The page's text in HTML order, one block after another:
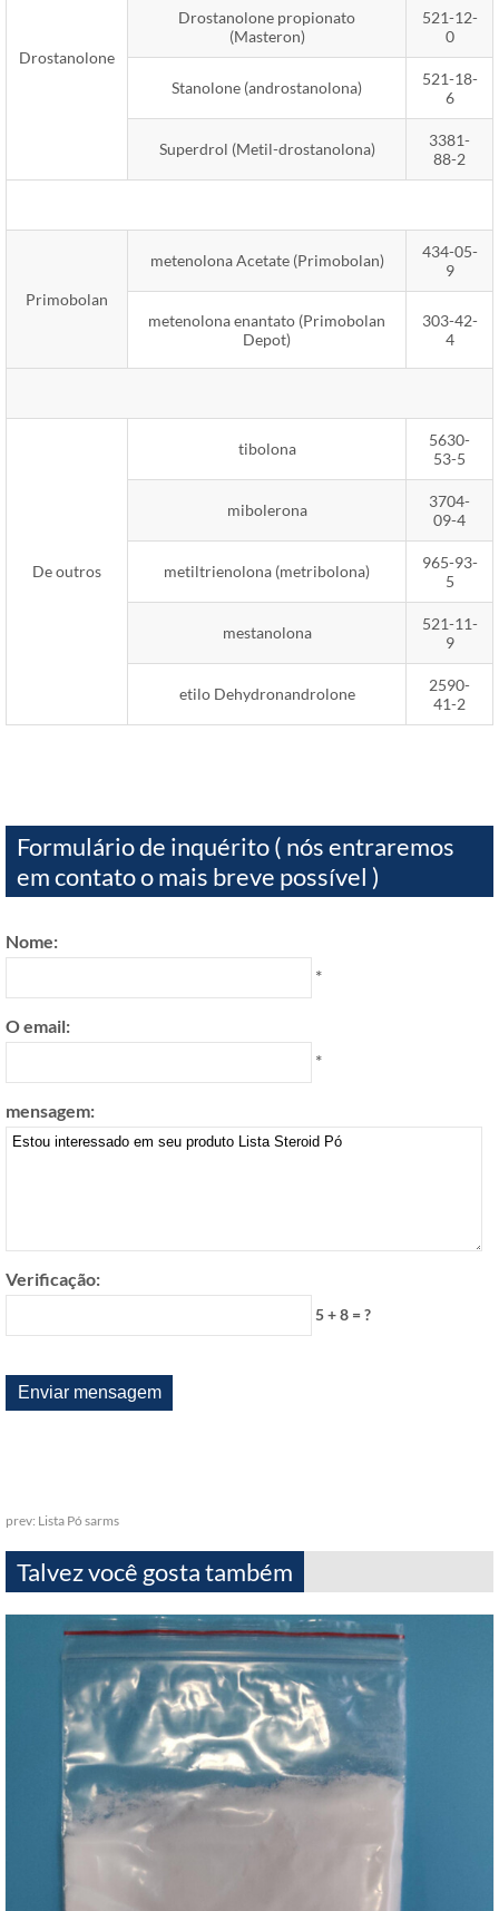
Drostanolone
Drostanolone propionato
(Masteron)
521-12-
0
Stanolone (androstanolona)
521-18-
6
Superdrol (Metil-drostanolona)
3381-
88-2
Primobolan
metenolona Acetate (Primobolan)
434-05-
9
metenolona enantato (Primobolan
Depot)
303-42-
4
De outros
tibolona
5630-
53-5
mibolerona
3704-
09-4
metiltrienolona (metribolona)
965-93-
5
mestanolona
521-11-
9
etilo Dehydronandrolone
2590-
41-2
Formulário de inquérito ( nós entraremos
em contato o mais breve possível )
Nome:
*
O email:
*
mensagem:
Verificação:
5 + 8 = ?
prev: Lista Pó sarms
Talvez você gosta também